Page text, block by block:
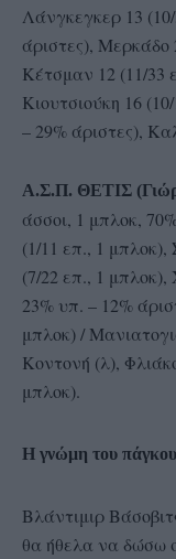
Λάνγκεγκερ 13
άριστες), Μερκάδο
Κέτσμαν 12 (11/33
Κιουτσιούκη 16
– 29% άριστες),
Α.Σ.Π. ΘΕΤΙΣ
άσσοι, 1 μπλοκ,
(1/11 επ., 1 μπλοκ),
(7/22 επ., 1
23% υπ. – 12%
μπλοκ) /
Κοντονή (λ),
μπλοκ).
Η γνώμη του πάγκου
Βλάντιμιρ
θα ήθελα να δώσω